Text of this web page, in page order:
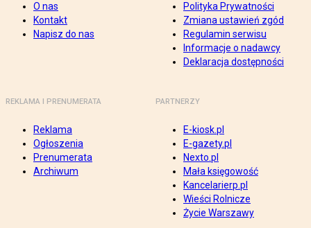
O nas
Kontakt
Napisz do nas
Polityka Prywatności
Zmiana ustawień zgód
Regulamin serwisu
Informacje o nadawcy
Deklaracja dostępności
REKLAMA I PRENUMERATA
Reklama
Ogłoszenia
Prenumerata
Archiwum
PARTNERZY
E-kiosk.pl
E-gazety.pl
Nexto.pl
Mała księgowość
Kancelarierp.pl
Wieści Rolnicze
Życie Warszawy